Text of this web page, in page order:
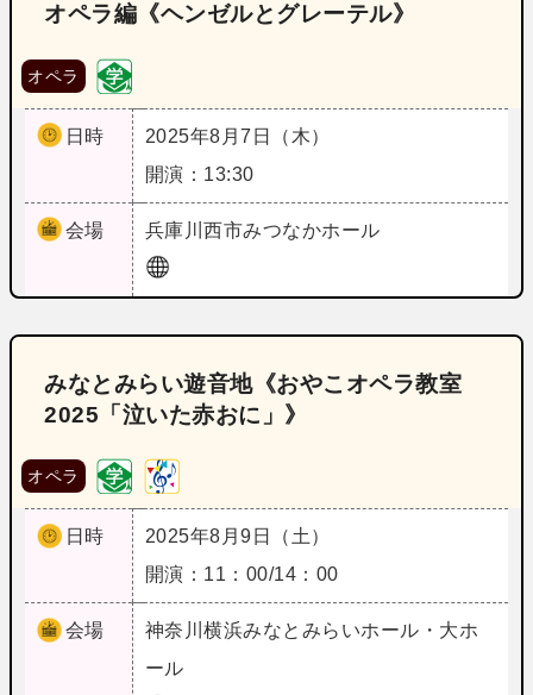
オペラ編《ヘンゼルとグレーテル》
オペラ
日時
2025年8月7日（木）
開演：13:30
会場 兵庫 川西市みつなかホール
みなとみらい遊音地《おやこオペラ教室
2025「泣いた赤おに」》
オペラ
日時
2025年8月9日（土）
開演：11：00/14：00
会場 神奈川横浜みなとみらいホール・大ホ
ール